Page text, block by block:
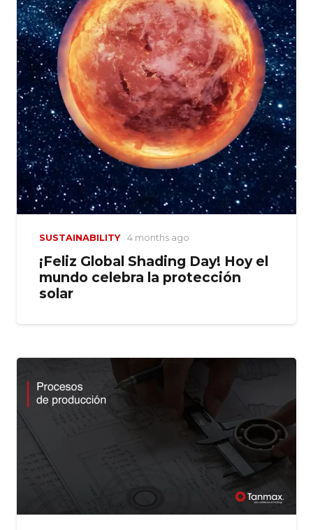
SUSTAINABILITY 4 months ago
¡Feliz Global Shading Day! Hoy el
mundo celebra la protección
solar